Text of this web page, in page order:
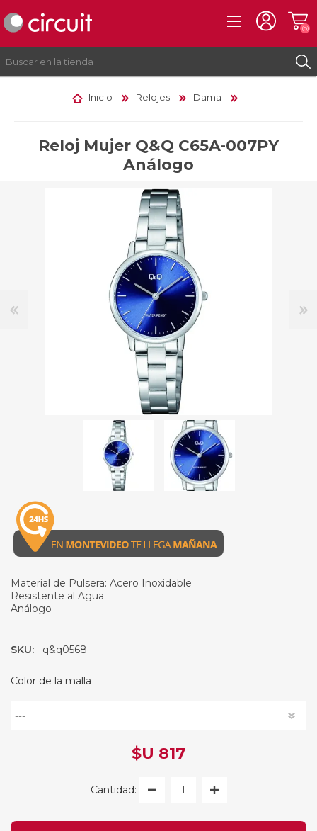
INICIAR SESIÓN
(0)
Inicio Relojes Dama
Reloj Mujer Q&Q C65A-007PY
Análogo
Material de Pulsera: Acero Inoxidable
Resistente al Agua
Análogo
SKU: q&q0568
Color de la malla
$U 817
Cantidad: